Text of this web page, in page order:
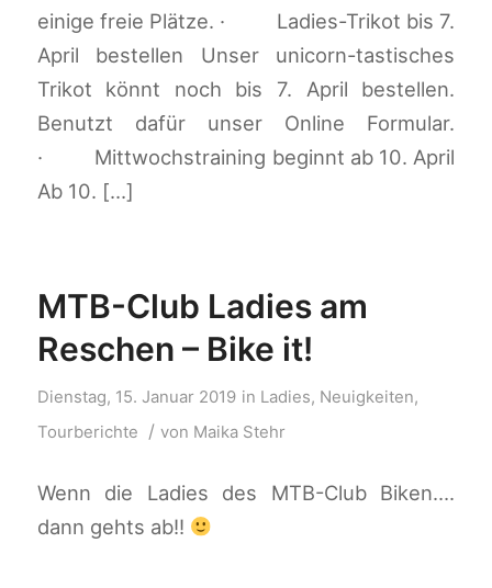
einige freie Plätze. · Ladies-Trikot bis 7.
April bestellen Unser unicorn-tastisches
Trikot könnt noch bis 7. April bestellen.
Benutzt dafür unser Online Formular.
· Mittwochstraining beginnt ab 10. April
Ab 10. […]
MTB-Club Ladies am
Reschen – Bike it!
Dienstag, 15. Januar 2019 in Ladies, Neuigkeiten,
Tourberichte
/ von Maika Stehr
Wenn die Ladies des MTB-Club Biken….
dann gehts ab!!